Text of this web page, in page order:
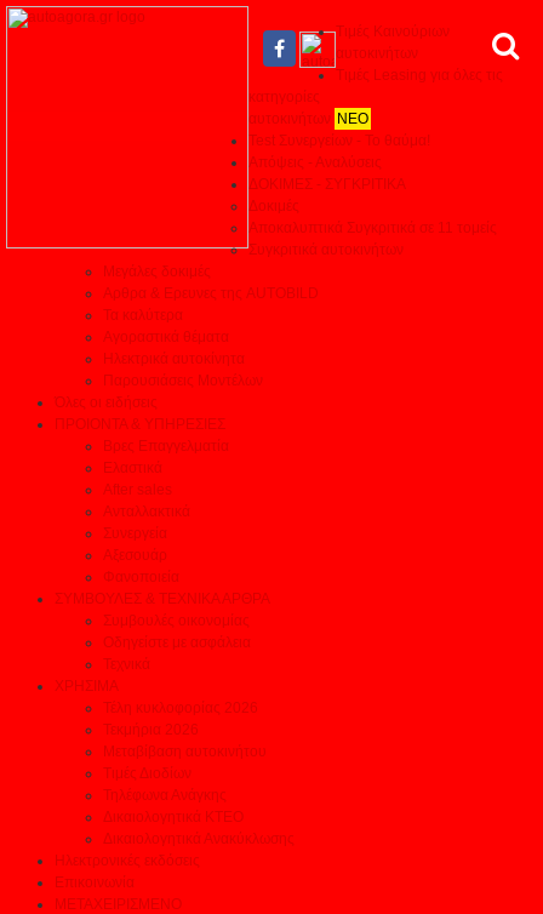
Τιμές Καινούριων
αυτοκινήτων
Τιμές Leasing για όλες τις
κατηγορίες
αυτοκινήτων ΝΕΟ
Test Συνεργείων - Το θαύμα!
Απόψεις - Αναλύσεις
ΔΟΚΙΜΕΣ - ΣΥΓΚΡΙΤΙΚΑ
Δοκιμές
Αποκαλυπτικά Συγκριτικά σε 11 τομείς
Συγκριτικά αυτοκινήτων
Μεγάλες δοκιμές
Αρθρα & Ερευνες της AUTOBILD
Τα καλύτερα
Αγοραστικά θέματα
Ηλεκτρικά αυτοκίνητα
Παρουσιάσεις Μοντέλων
Όλες οι ειδήσεις
ΠΡΟΙΟΝΤΑ & ΥΠΗΡΕΣΙΕΣ
Βρες Επαγγελματία
Ελαστικά
After sales
Ανταλλακτικά
Συνεργεία
Αξεσουάρ
Φανοποιεία
ΣΥΜΒΟΥΛΕΣ & ΤΕΧΝΙΚΑ ΑΡΘΡΑ
Συμβουλές οικονομίας
Οδηγείστε με ασφάλεια
Τεχνικά
ΧΡΗΣΙΜΑ
Τέλη κυκλοφορίας 2026
Τεκμήρια 2026
Μεταβίβαση αυτοκινήτου
Τιμές Διοδίων
Τηλέφωνα Ανάγκης
Δικαιολογητικά ΚΤΕΟ
Δικαιολογητικά Ανακύκλωσης
Ηλεκτρονικές εκδόσεις
Επικοινωνία
ΜΕΤΑΧΕΙΡΙΣΜΕΝΟ